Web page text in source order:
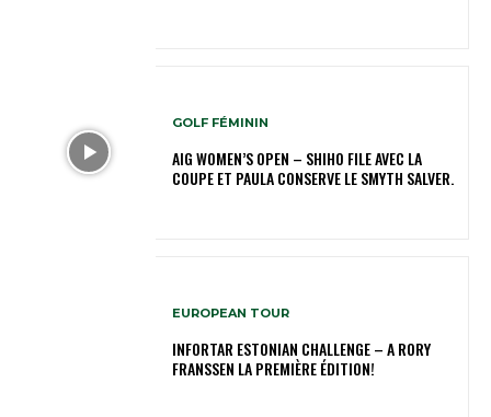
GOLF FÉMININ
AIG WOMEN’S OPEN – SHIHO FILE AVEC LA
COUPE ET PAULA CONSERVE LE SMYTH SALVER.
EUROPEAN TOUR
INFORTAR ESTONIAN CHALLENGE – A RORY
FRANSSEN LA PREMIÈRE ÉDITION!